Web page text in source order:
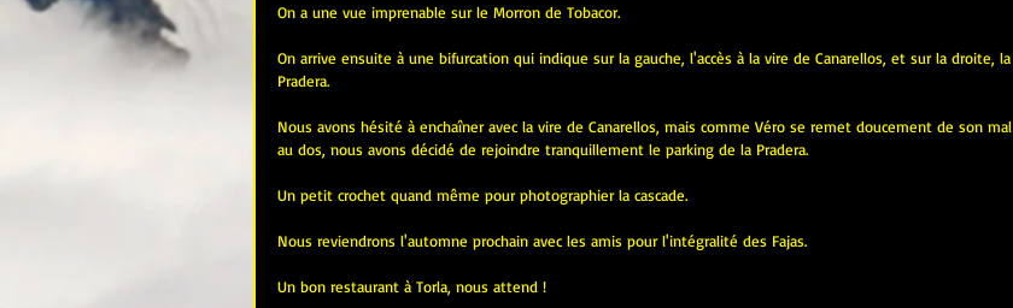
On a une vue imprenable sur le Morron de Tobacor.
On arrive ensuite à une bifurcation qui indique sur la gauche, l'accès à la vire de Canarellos, et sur la droite, la
Pradera.
Nous avons hésité à enchaîner avec la vire de Canarellos, mais comme Véro se remet doucement de son mal
au dos, nous avons décidé de rejoindre tranquillement le parking de la Pradera.
Un petit crochet quand même pour photographier la cascade.
Nous reviendrons l'automne prochain avec les amis pour l'intégralité des Fajas.
Un bon restaurant à Torla, nous attend !